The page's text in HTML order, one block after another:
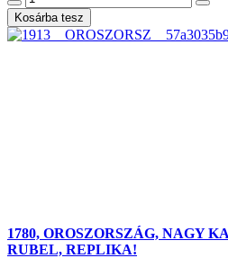
1780, OROSZORSZÁG, NAGY
RUBEL, REPLIKA!